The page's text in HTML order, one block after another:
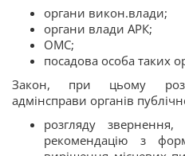
органи викон.влади;
органи влади АРК;
ОМС;
посадова особа таких
Закон, при цьому
адмінсправи органів
розгляду
рекомендацію з